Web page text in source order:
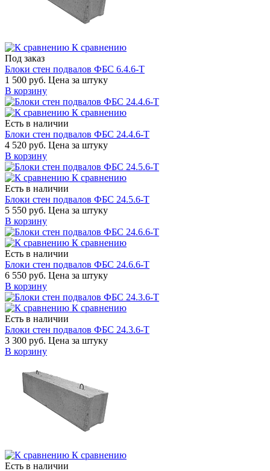
К сравнению
Под заказ
Блоки стен подвалов ФБС 6.4.6-Т
1 500 руб. Цена за штуку
В корзину
К сравнению
Есть в наличии
Блоки стен подвалов ФБС 24.4.6-Т
4 520 руб. Цена за штуку
В корзину
К сравнению
Есть в наличии
Блоки стен подвалов ФБС 24.5.6-Т
5 550 руб. Цена за штуку
В корзину
К сравнению
Есть в наличии
Блоки стен подвалов ФБС 24.6.6-Т
6 550 руб. Цена за штуку
В корзину
К сравнению
Есть в наличии
Блоки стен подвалов ФБС 24.3.6-Т
3 300 руб. Цена за штуку
В корзину
К сравнению
Есть в наличии